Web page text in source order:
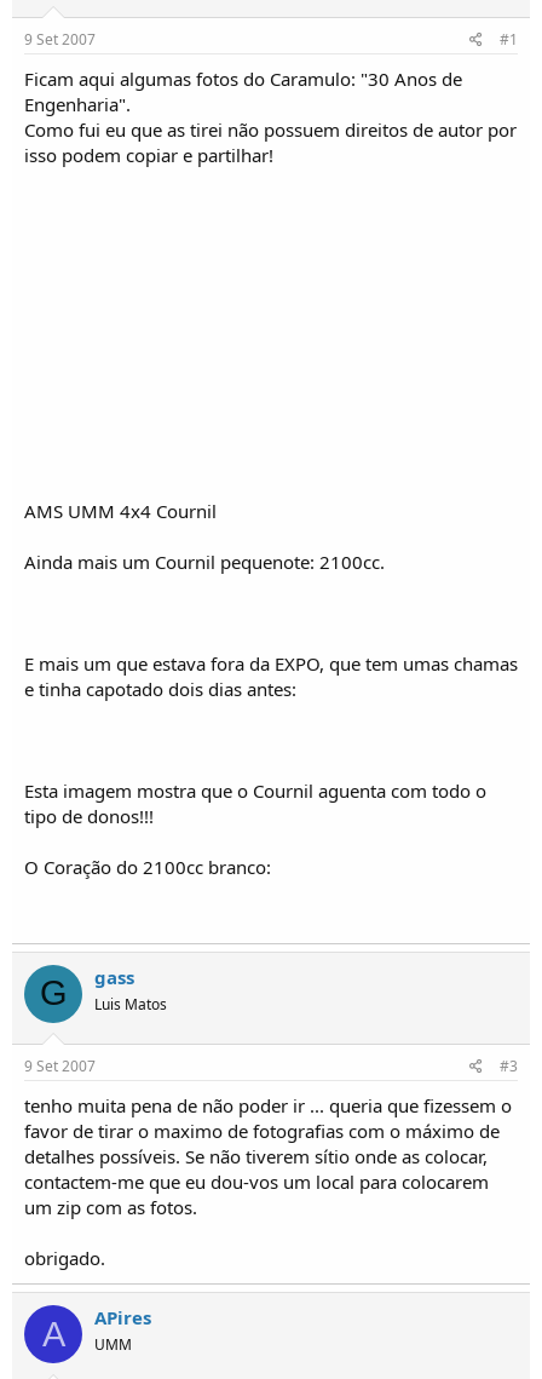
d
o
r
e
T
ó
í
o
9 Set 2007 #1
Ficam aqui algumas fotos do Caramulo: "30 Anos de
Engenharia".
Como fui eu que as tirei não possuem direitos de autor por
isso podem copiar e partilhar!
AMS UMM 4x4 Cournil
Ainda mais um Cournil pequenote: 2100cc.
E mais um que estava fora da EXPO, que tem umas chamas
e tinha capotado dois dias antes:
Esta imagem mostra que o Cournil aguenta com todo o
tipo de donos!!!
O Coração do 2100cc branco:
G gass
Luis Matos
9 Set 2007 #3
tenho muita pena de não poder ir ... queria que fizessem o
favor de tirar o maximo de fotografias com o máximo de
detalhes possíveis. Se não tiverem sítio onde as colocar,
contactem-me que eu dou-vos um local para colocarem
um zip com as fotos.
obrigado.
A APires
UMM